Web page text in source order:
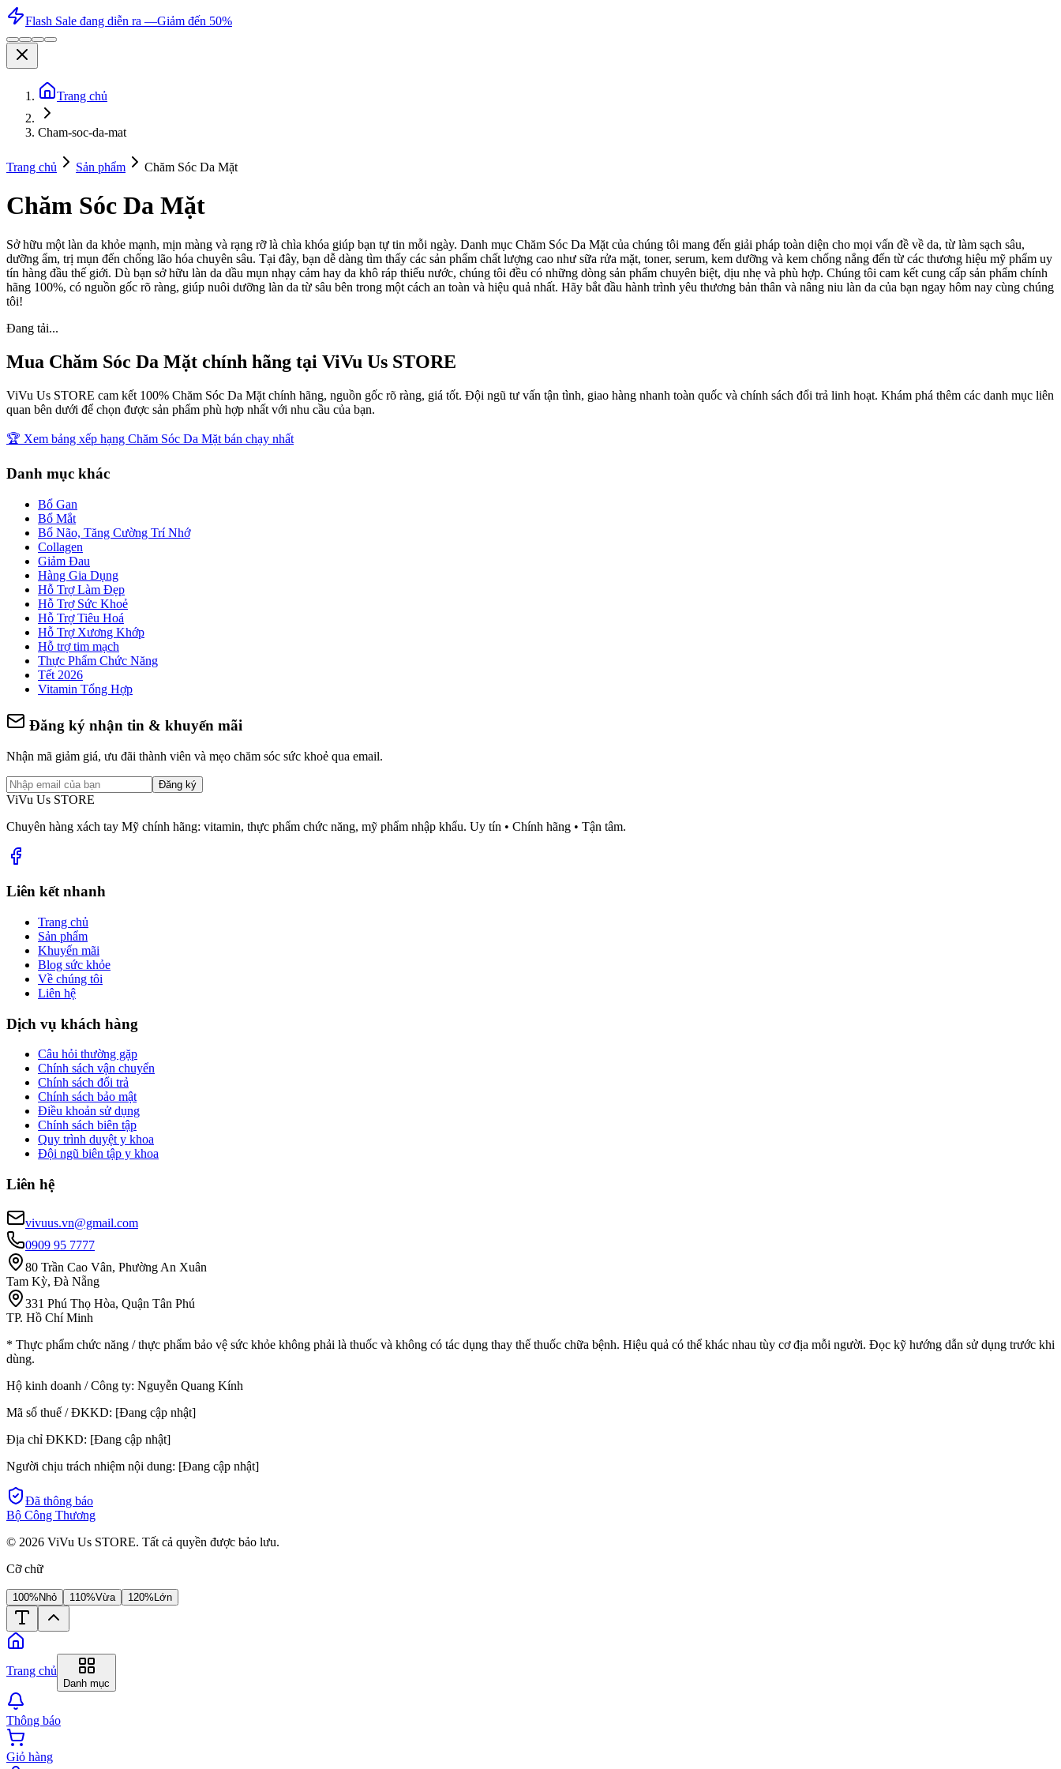
Flash Sale đang diễn ra —Giảm đến 50%
Trang chủ
Cham-soc-da-mat
Trang chủ Sản phẩm Chăm Sóc Da Mặt
Chăm Sóc Da Mặt
Sở hữu một làn da khỏe mạnh, mịn màng và rạng rỡ là chìa khóa giúp bạn tự tin mỗi ngày. Danh mục Chăm Sóc Da Mặt của chúng tôi mang đến giải pháp toàn diện cho mọi vấn đề về da, từ làm sạch sâu,
dưỡng ẩm, trị mụn đến chống lão hóa chuyên sâu. Tại đây, bạn dễ dàng tìm thấy các sản phẩm chất lượng cao như sữa rửa mặt, toner, serum, kem dưỡng và kem chống nắng đến từ các thương hiệu mỹ phẩm uy
tín hàng đầu thế giới. Dù bạn sở hữu làn da dầu mụn nhạy cảm hay da khô ráp thiếu nước, chúng tôi đều có những dòng sản phẩm chuyên biệt, dịu nhẹ và phù hợp. Chúng tôi cam kết cung cấp sản phẩm chính
hãng 100%, có nguồn gốc rõ ràng, giúp nuôi dưỡng làn da từ sâu bên trong một cách an toàn và hiệu quả nhất. Hãy bắt đầu hành trình yêu thương bản thân và nâng niu làn da của bạn ngay hôm nay cùng chúng
tôi!
Đang tải...
Mua Chăm Sóc Da Mặt chính hãng tại ViVu Us STORE
ViVu Us STORE cam kết 100% Chăm Sóc Da Mặt chính hãng, nguồn gốc rõ ràng, giá tốt. Đội ngũ tư vấn tận tình, giao hàng nhanh toàn quốc và chính sách đổi trả linh hoạt. Khám phá thêm các danh mục liên
quan bên dưới để chọn được sản phẩm phù hợp nhất với nhu cầu của bạn.
🏆 Xem bảng xếp hạng Chăm Sóc Da Mặt bán chạy nhất
Danh mục khác
Bổ Gan
Bổ Mắt
Bổ Não, Tăng Cường Trí Nhớ
Collagen
Giảm Đau
Hàng Gia Dụng
Hỗ Trợ Làm Đẹp
Hỗ Trợ Sức Khoẻ
Hỗ Trợ Tiêu Hoá
Hỗ Trợ Xương Khớp
Hỗ trợ tim mạch
Thực Phẩm Chức Năng
Tết 2026
Vitamin Tổng Hợp
Đăng ký nhận tin & khuyến mãi
Nhận mã giảm giá, ưu đãi thành viên và mẹo chăm sóc sức khoẻ qua email.
Đăng ký
ViVu Us STORE
Chuyên hàng xách tay Mỹ chính hãng: vitamin, thực phẩm chức năng, mỹ phẩm nhập khẩu. Uy tín • Chính hãng • Tận tâm.
Liên kết nhanh
Trang chủ
Sản phẩm
Khuyến mãi
Blog sức khỏe
Về chúng tôi
Liên hệ
Dịch vụ khách hàng
Câu hỏi thường gặp
Chính sách vận chuyển
Chính sách đổi trả
Chính sách bảo mật
Điều khoản sử dụng
Chính sách biên tập
Quy trình duyệt y khoa
Đội ngũ biên tập y khoa
Liên hệ
vivuus.vn@gmail.com
0909 95 7777
80 Trần Cao Vân, Phường An Xuân
Tam Kỳ, Đà Nẵng
331 Phú Thọ Hòa, Quận Tân Phú
TP. Hồ Chí Minh
* Thực phẩm chức năng / thực phẩm bảo vệ sức khỏe không phải là thuốc và không có tác dụng thay thế thuốc chữa bệnh. Hiệu quả có thể khác nhau tùy cơ địa mỗi người. Đọc kỹ hướng dẫn sử dụng trước khi
dùng.
Hộ kinh doanh / Công ty: Nguyễn Quang Kính
Mã số thuế / ĐKKD: [Đang cập nhật]
Địa chỉ ĐKKD: [Đang cập nhật]
Người chịu trách nhiệm nội dung: [Đang cập nhật]
Đã thông báo
Bộ Công Thương
© 2026 ViVu Us STORE. Tất cả quyền được bảo lưu.
Cỡ chữ
100% Nhỏ 110%Vừa 120% Lớn
Trang chủ
Danh mục
Thông báo
Giỏ hàng